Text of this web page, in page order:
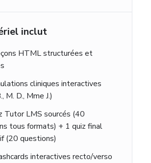
inclut
HTML structurées et
cliniques interactives
M. D., Mme J.)
Tutor LMS sourcés (40
tous formats) + 1 quiz final
(20 questions)
interactives recto/verso